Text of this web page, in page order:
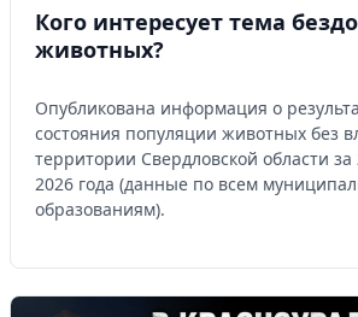
Кого интересует тема
животных?
Опубликована информация о
состояния популяции животных без
территории Свердловской области
2026 года (данные по всем
образованиям).